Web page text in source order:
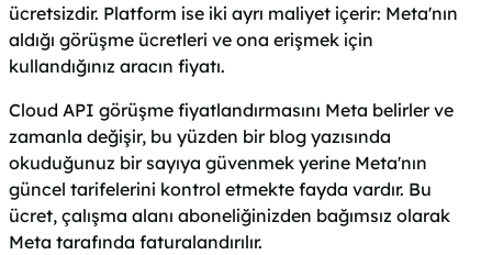
ücretsizdir. Platform ise iki ayrı maliyet içerir: Meta'nın
aldığı görüşme ücretleri ve ona erişmek için
kullandığınız aracın fiyatı.
Cloud API görüşme fiyatlandırmasını Meta belirler ve
zamanla değişir, bu yüzden bir blog yazısında
okuduğunuz bir sayıya güvenmek yerine Meta'nın
güncel tarifelerini kontrol etmekte fayda vardır. Bu
ücret, çalışma alanı aboneliğinizden bağımsız olarak
Meta tarafında faturalandırılır.